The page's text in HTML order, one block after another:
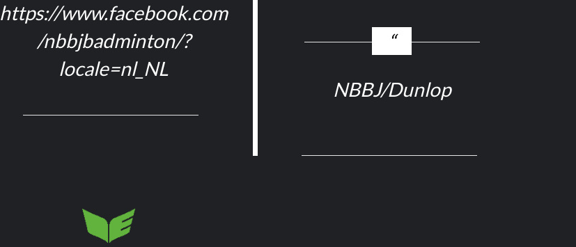
https://www.facebook.com
/nbbjbadminton/?
locale=nl_NL
NBBJ/Dunlop